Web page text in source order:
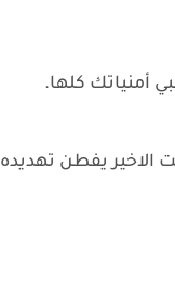
أمنياتك كلها.
الاخير يفطن تهديده